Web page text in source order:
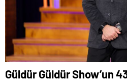
Güldür Güldür Show’un